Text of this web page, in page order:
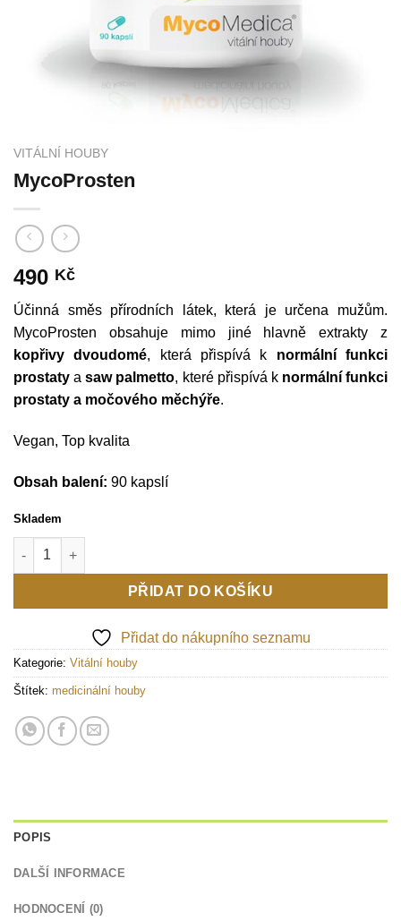
VITÁLNÍ HOUBY
MycoProsten
490 Kč
Účinná směs přírodních látek, která je určena mužům.
MycoProsten obsahuje mimo jiné hlavně extrakty z
kopřivy dvoudomé, která přispívá k normální funkci
prostaty asaw palmetto, které přispívá k normální funkci
prostaty a močového měchýře.
Vegan, Top kvalita
Obsah balení: 90 kapslí
Skladem
MycoProsten množství
PŘIDAT DO KOŠÍKU
Přidat do nákupního seznamu
Kategorie: Vitální houby
Štítek: medicinální houby
POPIS
DALŠÍ INFORMACE
HODNOCENÍ (0)